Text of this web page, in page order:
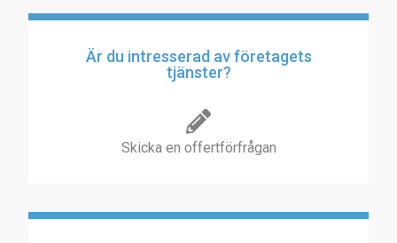
Är du intresserad av företagets
tjänster?
Skicka en offertförfrågan